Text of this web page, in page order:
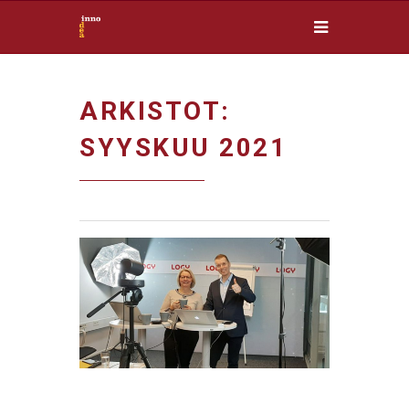
ARKISTOT:
SYYSKUU 2021